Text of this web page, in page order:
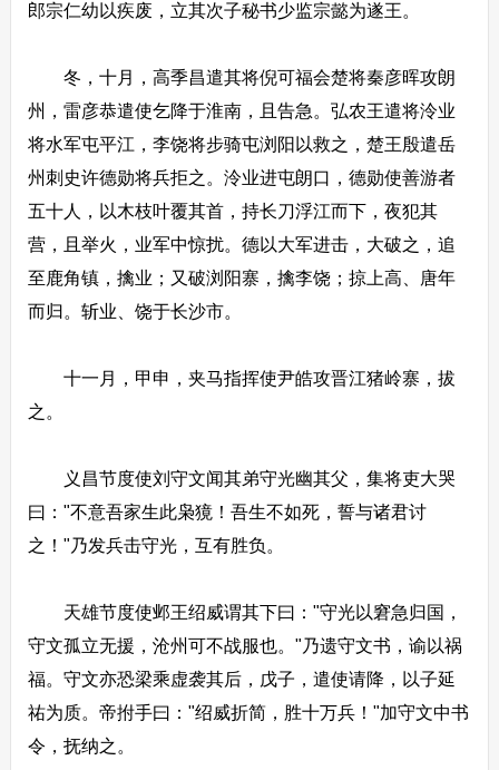
郎宗仁幼以疾废，立其次子秘书少监宗懿为遂王。
冬，十月，高季昌遣其将倪可福会楚将秦彦晖攻朗
州，雷彦恭遣使乞降于淮南，且告急。弘农王遣将泠业
将水军屯平江，李饶将步骑屯浏阳以救之，楚王殷遣岳
州刺史许德勋将兵拒之。泠业进屯朗口，德勋使善游者
五十人，以木枝叶覆其首，持长刀浮江而下，夜犯其
营，且举火，业军中惊扰。德以大军进击，大破之，追
至鹿角镇，擒业；又破浏阳寨，擒李饶；掠上高、唐年
而归。斩业、饶于长沙市。
十一月，甲申，夹马指挥使尹皓攻晋江猪岭寨，拔
之。
义昌节度使刘守文闻其弟守光幽其父，集将吏大哭
曰："不意吾家生此枭獍！吾生不如死，誓与诸君讨
之！"乃发兵击守光，互有胜负。
天雄节度使邺王绍威谓其下曰："守光以窘急归国，
守文孤立无援，沧州可不战服也。"乃遗守文书，谕以祸
福。守文亦恐梁乘虚袭其后，戊子，遣使请降，以子延
祐为质。帝拊手曰："绍威折简，胜十万兵！"加守文中书
令，抚纳之。